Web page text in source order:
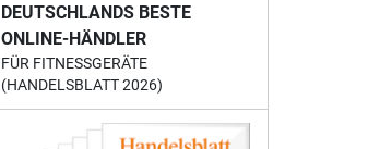
DEUTSCHLANDS BESTE
ONLINE-HÄNDLER
FÜR FITNESSGERÄTE
(HANDELSBLATT 2026)